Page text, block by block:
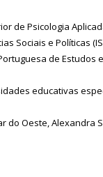
de Psicologia
Sociais e Políticas
de Estudos
educativas
do Oeste, Alexandra